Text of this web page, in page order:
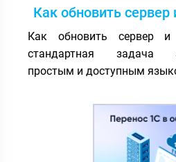
Как обновить
Как обновить сервер
стандартная задача
простым и доступным